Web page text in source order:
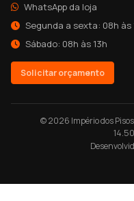
WhatsApp da loja
Segunda a sexta: 08h às
Sábado: 08h às 13h
Solicitar orçamento
© 2026 Império dos